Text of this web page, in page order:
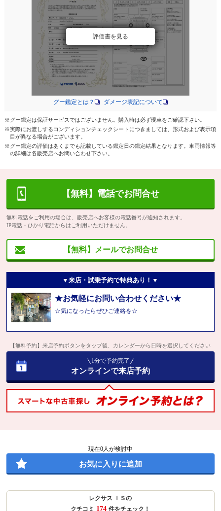
評価書を見る
グー鑑定とは？ ダメージ表記について
※グー鑑定は保証サービスではございません。購入時は必ず現車をご確認下さい。
※実際にお渡しするコンディションチェックシートにつきましては、形式および表示項
目が異なる場合がございます。
※グー鑑定の評価はあくまでも記載している鑑定日の鑑定結果となります。車両情報等
の詳細は各販売店へお問い合わせ下さい。
【無料】電話でお問合せ
無料電話をご利用の場合は、販売店へお客様の電話番号が通知されます。
IP電話・ひかり電話からはご利用いただけません。
【無料】メールでお問合せ
▼来店・試乗予約で特典あり！▼
★お気軽にお問い合わせください★
☆気になったらぜひご連絡を☆
【無料予約】来店予約ボタンをタップ後、カレンダーから日時を選択してください
1分で予約完了
オンラインで来店予約
現在0人が検討中
お気に入りに追加
レクサス ＩＳの
クチコミ 174 件をチェック！